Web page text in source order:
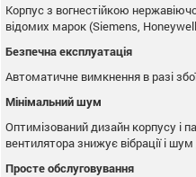
Корпус з вогнестійкою
відомих марок (Siemens, Honeywell
Безпечна експлуатація
Автоматичне вимкнення в разі
Мінімальний шум
Оптимізований дизайн корпусу і
вентилятора знижує вібрації і
Просте обслуговування